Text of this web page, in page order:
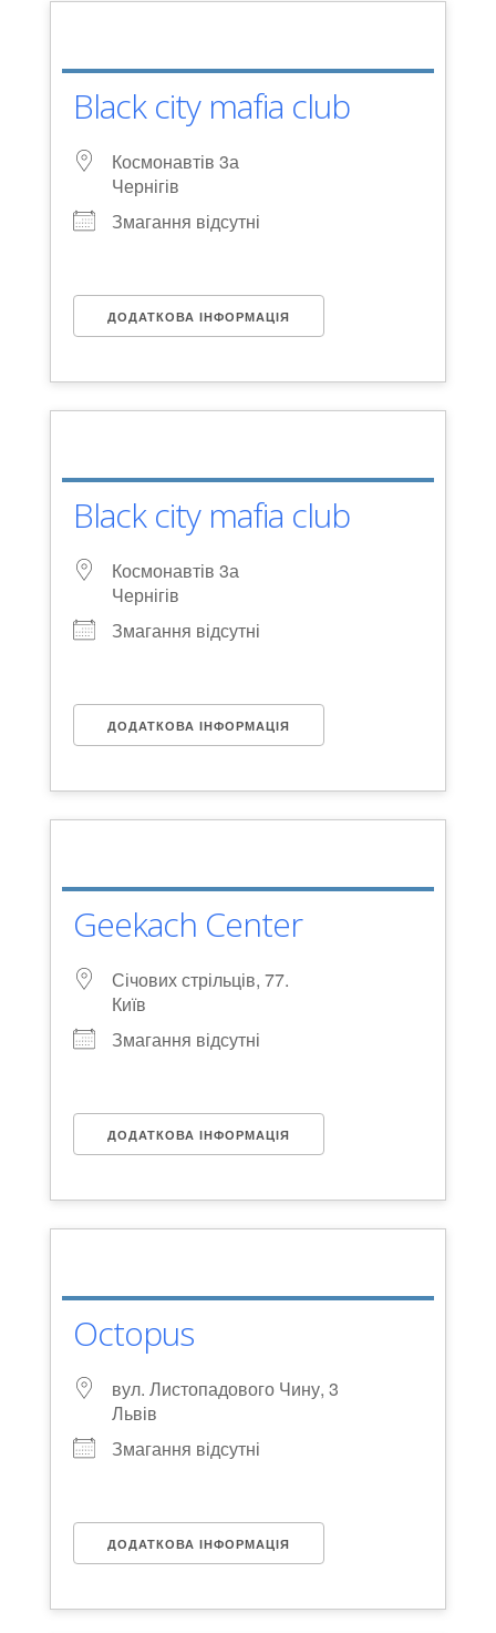
Black city mafia club
Космонавтів 3а
Чернігів
Змагання відсутні
ДОДАТКОВА ІНФОРМАЦІЯ
Black city mafia club
Космонавтів 3а
Чернігів
Змагання відсутні
ДОДАТКОВА ІНФОРМАЦІЯ
Geekach Center
Січових стрільців, 77.
Київ
Змагання відсутні
ДОДАТКОВА ІНФОРМАЦІЯ
Octopus
вул. Листопадового Чину, 3
Львів
Змагання відсутні
ДОДАТКОВА ІНФОРМАЦІЯ